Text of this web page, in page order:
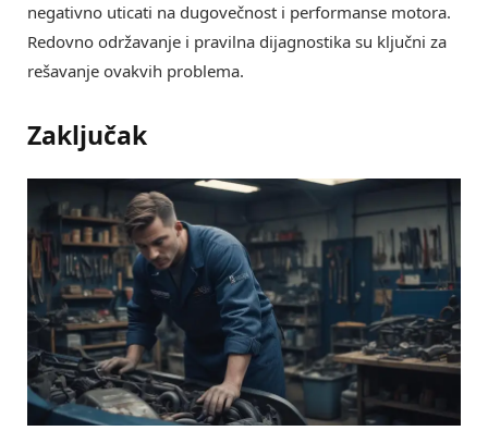
negativno uticati na dugovečnost i performanse motora.
Redovno održavanje i pravilna dijagnostika su ključni za
rešavanje ovakvih problema.
Zaključak